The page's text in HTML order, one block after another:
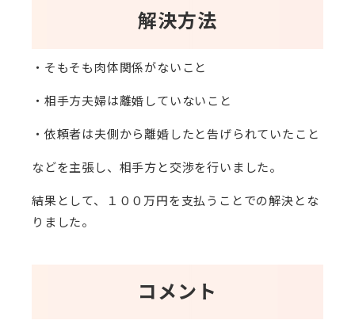
解決方法
・そもそも肉体関係がないこと
・相手方夫婦は離婚していないこと
・依頼者は夫側から離婚したと告げられていたこと
などを主張し、相手方と交渉を行いました。
結果として、１００万円を支払うことでの解決とな
りました。
コメント